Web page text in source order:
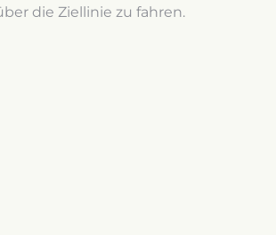
die Ziellinie zu fahren.